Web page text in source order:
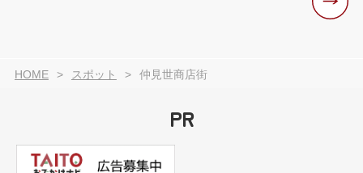
HOME スポット 仲見世商店街
PR